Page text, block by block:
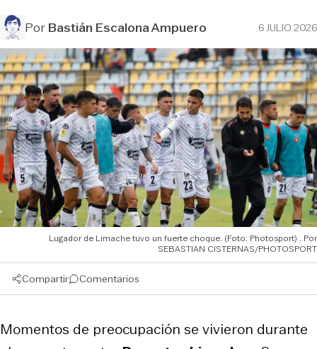
PorBastián Escalona Ampuero 6 JULIO 2026
Lugador de Limache tuvo un fuerte choque. (Foto: Photosport)
SEBASTIAN CISTERNAS/PHOTOSPORT
Compartir Comentarios
Momentos de preocupación se vivieron durante